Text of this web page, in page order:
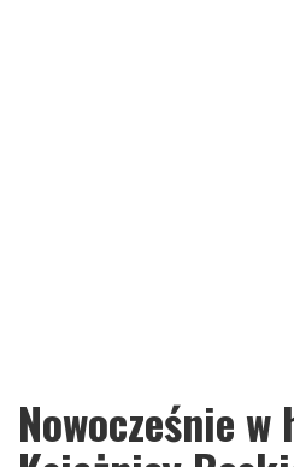
Nowocześnie w